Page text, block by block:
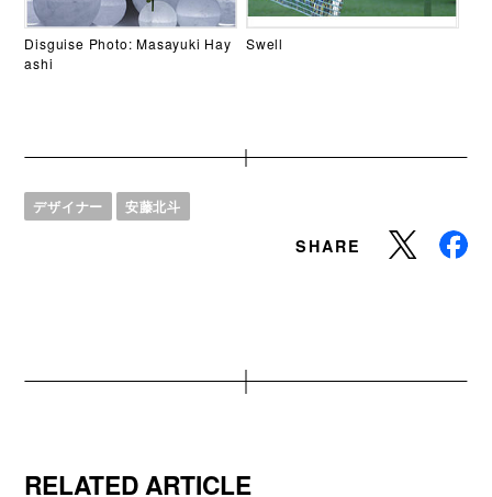
Disguise Photo: Masayuki Hay
ashi
Swell
デザイナー 安藤北斗
SHARE
RELATED ARTICLE